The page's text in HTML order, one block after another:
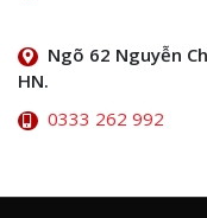
Ngõ 62 Nguyễn
HN.
0333 262 992